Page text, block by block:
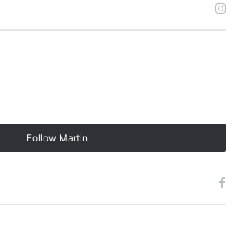
Follow Martin